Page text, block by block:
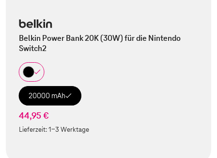
Belkin Power Bank 20K (30W) für die Nintendo
Switch2
20000 mAh
44,95 €
Lieferzeit:1-3 Werktage